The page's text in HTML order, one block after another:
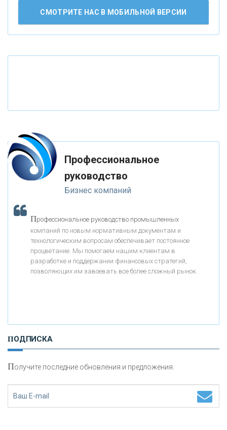
«ВНЕШПРОМБАНК»
«БАНК ЮГРА»
«ТРАСТ»
«ГАЗПРОМБАНК»
«МОСКОВСКИЙ КРЕДИТНЫЙ БАНК»
«БАНК ВОЗРОЖДЕНИЕ»
«ТАТФОНДБАНК»
СМОТРИТЕ НАС В МОБИЛЬНОЙ ВЕРСИИ
Профессиональное
руководство
Бизнес компаний
Профессиональное руководство промышленных
компаний по новым нормативным документам и
технологическим вопросам обеспечивает постоянное
процветание. Мы помогаем нашим клиентам в
разработке и поддержании финансовых стратегий,
позволяющих им завоевать все более сложный рынок.
ПОДПИСКА
Получите последние обновления и предложения.